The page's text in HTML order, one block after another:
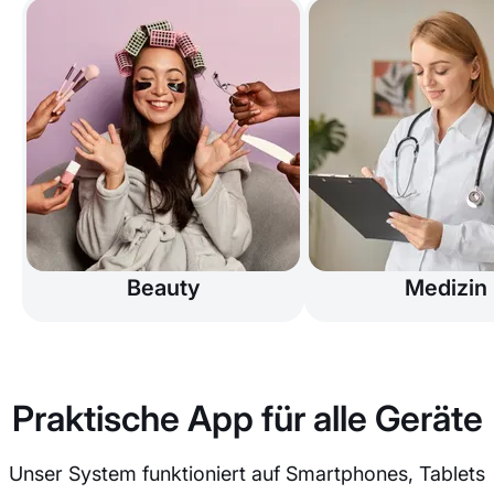
Beauty Medizin
Praktische App für alle Geräte
Unser System funktioniert auf Smartphones, Tablets